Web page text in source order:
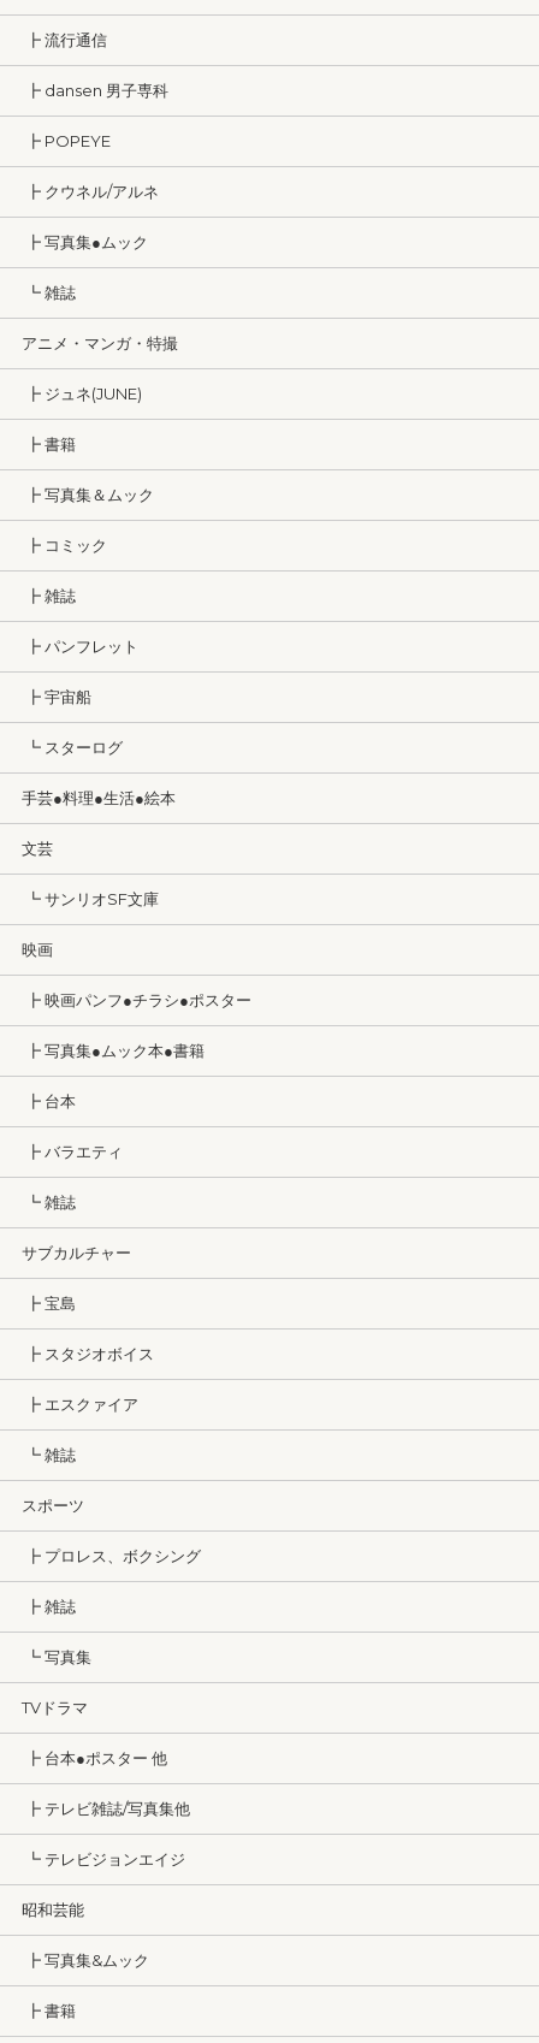
┣ 流行通信
┣ dansen 男子専科
┣ POPEYE
┣ クウネル/アルネ
┣ 写真集●ムック
┗ 雑誌
アニメ・マンガ・特撮
┣ ジュネ(JUNE)
┣ 書籍
┣ 写真集＆ムック
┣ コミック
┣ 雑誌
┣ パンフレット
┣ 宇宙船
┗ スターログ
手芸●料理●生活●絵本
文芸
┗ サンリオSF文庫
映画
┣ 映画パンフ●チラシ●ポスター
┣ 写真集●ムック本●書籍
┣ 台本
┣ バラエティ
┗ 雑誌
サブカルチャー
┣ 宝島
┣ スタジオボイス
┣ エスクァイア
┗ 雑誌
スポーツ
┣ プロレス、ボクシング
┣ 雑誌
┗ 写真集
TVドラマ
┣ 台本●ポスター 他
┣ テレビ雑誌/写真集他
┗ テレビジョンエイジ
昭和芸能
┣ 写真集&ムック
┣ 書籍